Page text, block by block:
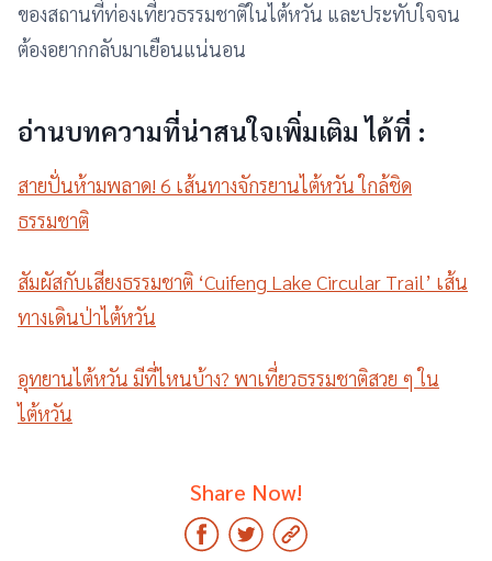
ของสถานที่ท่องเที่ยวธรรมชาติในไต้หวัน และประทับใจจน
ต้องอยากกลับมาเยือนแน่นอน
อ่านบทความที่น่าสนใจเพิ่มเติม ได้ที่ :
สายปั่นห้ามพลาด! 6 เส้นทางจักรยานไต้หวัน ใกล้ชิด
ธรรมชาติ
สัมผัสกับเสียงธรรมชาติ ‘Cuifeng Lake Circular Trail’ เส้น
ทางเดินป่าไต้หวัน
อุทยานไต้หวัน มีที่ไหนบ้าง? พาเที่ยวธรรมชาติสวย ๆ ใน
ไต้หวัน
Share Now!